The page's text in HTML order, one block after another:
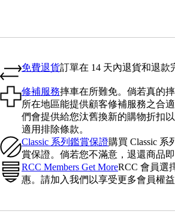
免費退貨訂單在 14 天內退貨和退款
修補服務摔車在所難免。倘若真的
所在地區能提供顧客修補服務之合
們會提供給您汰舊換新的購物折扣
適用排除條款。
Classic 系列鑑賞保證購買 Classic 系
賞保證。倘若您不滿意，退還商品即
RCC Members Get MoreRCC 會員選
惠。請加入我們以享受更多會員權益